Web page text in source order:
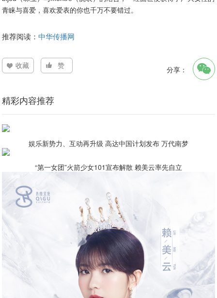
青睐与喜爱，喜欢爱表的你也千万不要错过。
推荐阅读：中华传播网
收藏 赞 分享：
精彩内容推荐
娱乐新势力、互动再升级 高达中国计划发布 万代南梦
“第一女团”火箭少女101宣布解散 赖美云率先自立